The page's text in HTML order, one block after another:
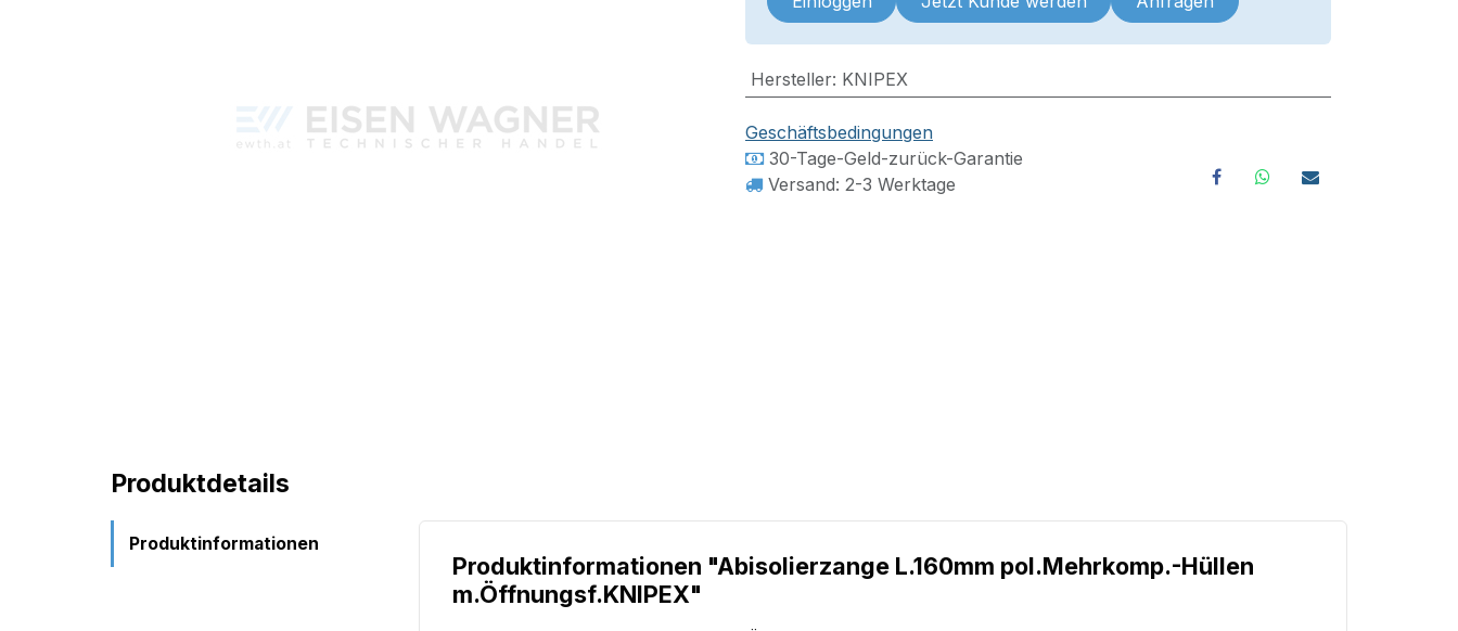
Hersteller: KNIPEX
Geschäftsbedingungen
30-Tage-Geld-zurück-Garantie
Versand: 2-3 Werktage
Produktdetails
Produktinformationen
Produktinformationen "Abisolierzange L.160mm pol.Mehrkomp.-Hüllen
m.Öffnungsf.KNIPEX"